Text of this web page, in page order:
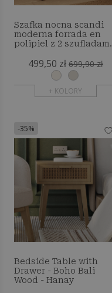
Szafka nocna scandi
moderna forrada en
polipiel z 2 szufladami
naturalnego - Barel
499,50 zł 699,90 zł
+ KOLORY
-35%
Bedside Table with
Drawer - Boho Bali
Wood - Hanay